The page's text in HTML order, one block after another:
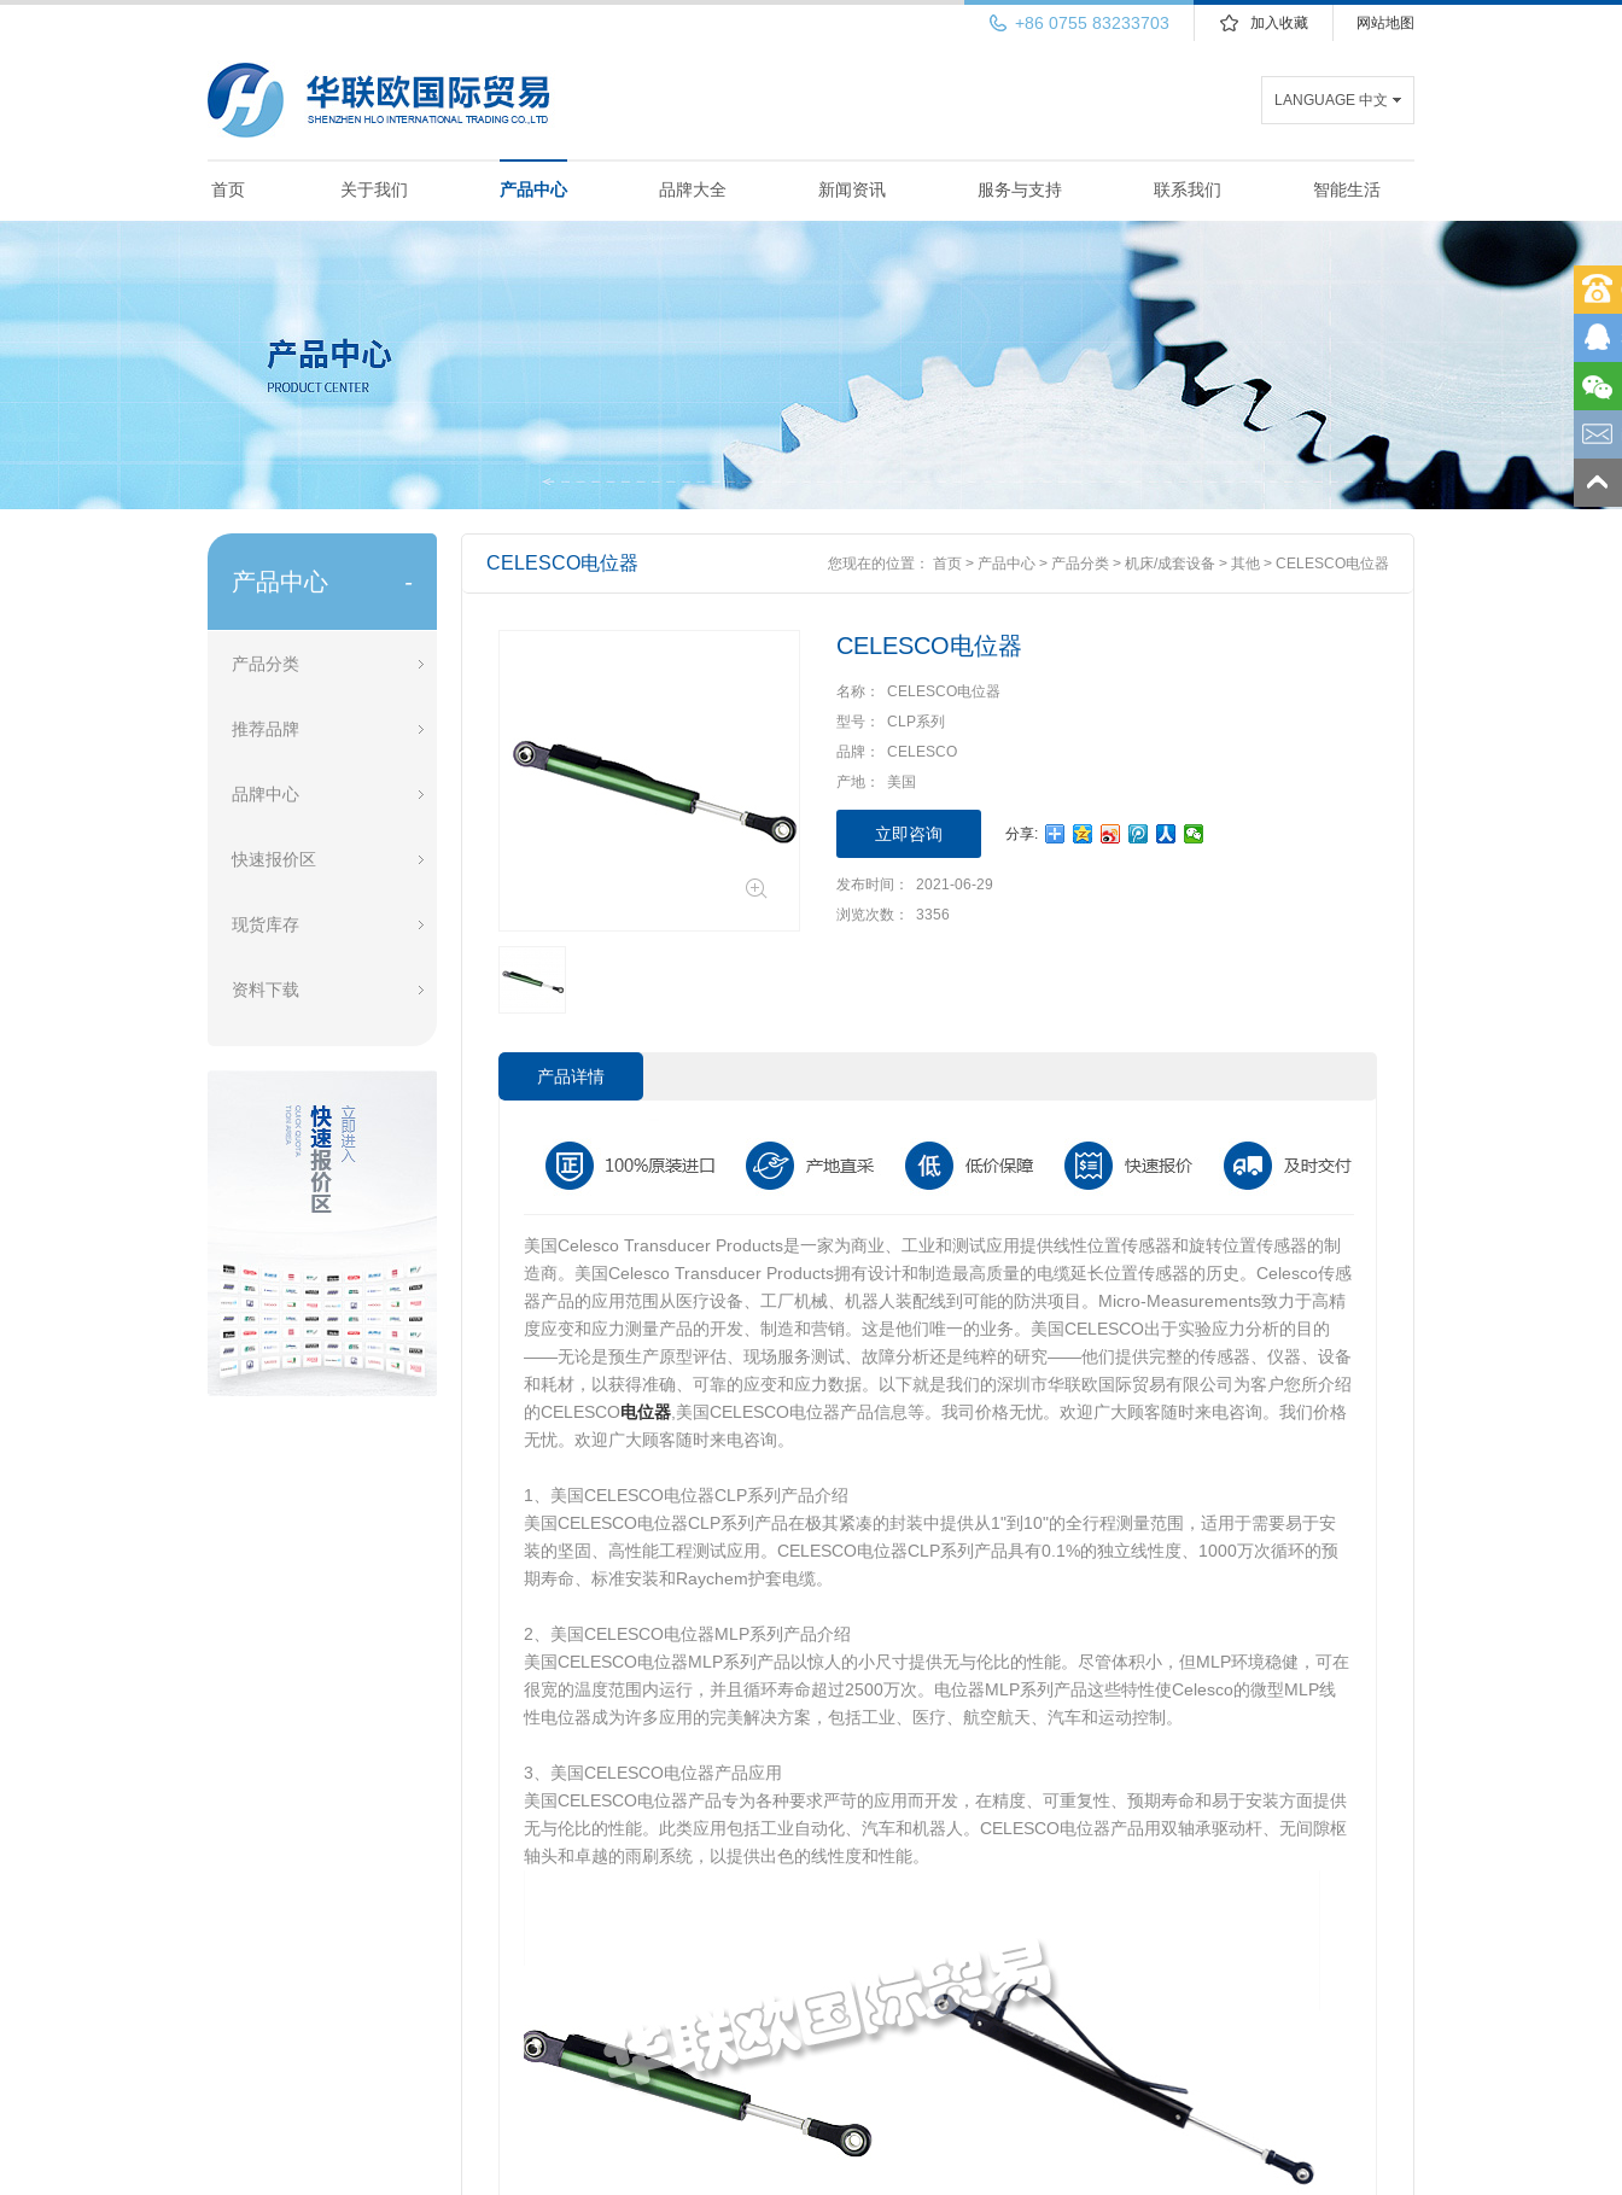
网站地图
加入收藏
+86 0755 83233703
LANGUAGE 中文
首页 关于我们 产品中心 品牌大全 新闻资讯 服务与支持 联系我们 智能生活
产品中心 -
产品分类
推荐品牌
品牌中心
快速报价区
现货库存
资料下载
CELESCO电位器 您现在的位置： 首页 > 产品中心 > 产品分类 > 机床/成套设备 > 其他 > CELESCO电位器
CELESCO电位器
名称： CELESCO电位器
型号： CLP系列
品牌： CELESCO
产地： 美国
立即咨询 分享:
发布时间： 2021-06-29
浏览次数： 3356
产品详情
美国Celesco Transducer Products是一家为商业、工业和测试应用提供线性位置传感器和旋转位置传感器的制
造商。美国Celesco Transducer Products拥有设计和制造最高质量的电缆延长位置传感器的历史。Celesco传感
器产品的应用范围从医疗设备、工厂机械、机器人装配线到可能的防洪项目。Micro-Measurements致力于高精
度应变和应力测量产品的开发、制造和营销。这是他们唯一的业务。美国CELESCO出于实验应力分析的目的
——无论是预生产原型评估、现场服务测试、故障分析还是纯粹的研究——他们提供完整的传感器、仪器、设备
和耗材，以获得准确、可靠的应变和应力数据。以下就是我们的深圳市华联欧国际贸易有限公司为客户您所介绍
的CELESCO电位器 ,美国CELESCO电位器产品信息等。我司价格无忧。欢迎广大顾客随时来电咨询。我们价格
无忧。欢迎广大顾客随时来电咨询。
1、美国CELESCO电位器CLP系列产品介绍
美国CELESCO电位器CLP系列产品在极其紧凑的封装中提供从1"到10"的全行程测量范围，适用于需要易于安
装的坚固、高性能工程测试应用。CELESCO电位器CLP系列产品具有0.1%的独立线性度、1000万次循环的预
期寿命、标准安装和Raychem护套电缆。
2、美国CELESCO电位器MLP系列产品介绍
美国CELESCO电位器MLP系列产品以惊人的小尺寸提供无与伦比的性能。尽管体积小，但MLP环境稳健，可在
很宽的温度范围内运行，并且循环寿命超过2500万次。电位器MLP系列产品这些特性使Celesco的微型MLP线
性电位器成为许多应用的完美解决方案，包括工业、医疗、航空航天、汽车和运动控制。
3、美国CELESCO电位器产品应用
美国CELESCO电位器产品专为各种要求严苛的应用而开发，在精度、可重复性、预期寿命和易于安装方面提供
无与伦比的性能。此类应用包括工业自动化、汽车和机器人。CELESCO电位器产品用双轴承驱动杆、无间隙枢
轴头和卓越的雨刷系统，以提供出色的线性度和性能。